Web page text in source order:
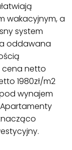
wakacyjnym, a
system
oddawana
cena netto
1980zł/m2
wynajem